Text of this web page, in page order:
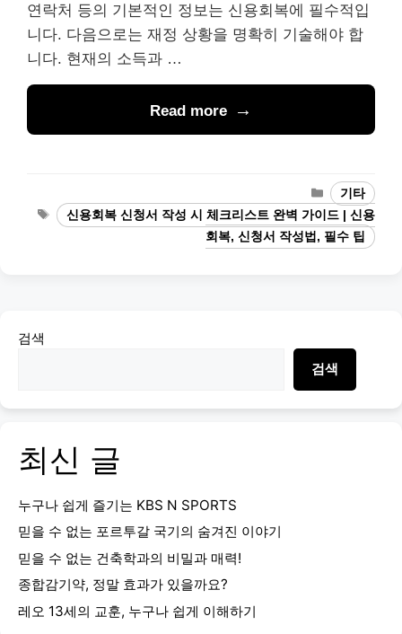
연락처 등의 기본적인 정보는 신용회복에 필수적입
니다. 다음으로는 재정 상황을 명확히 기술해야 합
니다. 현재의 소득과 …
Read more
Categories
기타
Tags
신용회복 신청서 작성 시 체크리스트 완벽 가이드 | 신용
회복, 신청서 작성법, 필수 팁
검색
검색
최신 글
누구나 쉽게 즐기는 KBS N SPORTS
믿을 수 없는 포르투갈 국기의 숨겨진 이야기
믿을 수 없는 건축학과의 비밀과 매력!
종합감기약, 정말 효과가 있을까요?
레오 13세의 교훈, 누구나 쉽게 이해하기